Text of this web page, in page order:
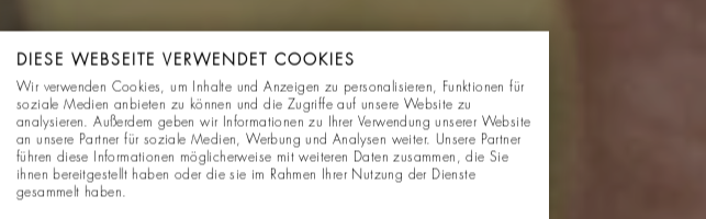
DIESE WEBSEITE VERWENDET COOKIES
Wir verwenden Cookies, um Inhalte und Anzeigen zu personalisieren, Funktionen für
soziale Medien anbieten zu können und die Zugriffe auf unsere Website zu
analysieren. Außerdem geben wir Informationen zu Ihrer Verwendung unserer Website
an unsere Partner für soziale Medien, Werbung und Analysen weiter. Unsere Partner
führen diese Informationen möglicherweise mit weiteren Daten zusammen, die Sie
ihnen bereitgestellt haben oder die sie im Rahmen Ihrer Nutzung der Dienste
gesammelt haben.